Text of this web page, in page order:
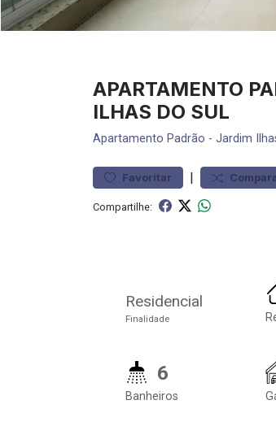
APARTAMENTO
ILHAS DO SUL
Apartamento Padrão - Jardim
Favoritar |
Compartilhe:
Residencial
Finalidade
6
Banheiros